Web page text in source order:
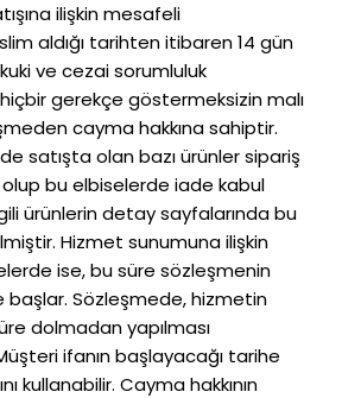
ilişkin mesafeli
aldığı tarihten itibaren 14 gün
ve cezai sorumluluk
gerekçe göstermeksizin malı
cayma hakkına sahiptir.
satışta olan bazı ürünler sipariş
bu elbiselerde iade kabul
ürünlerin detay sayfalarında bu
Hizmet sunumuna ilişkin
ise, bu süre sözleşmenin
başlar. Sözleşmede, hizmetin
dolmadan yapılması
ifanın başlayacağı tarihe
kullanabilir. Cayma hakkının